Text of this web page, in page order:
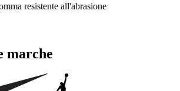
resistente all'abrasione
marche